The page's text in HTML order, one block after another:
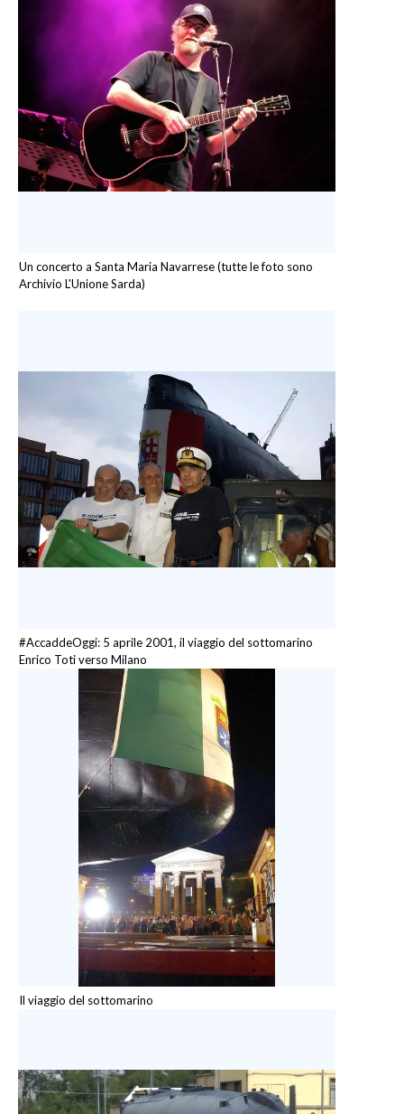
Un concerto a Santa Maria Navarrese (tutte le foto sono
Archivio L'Unione Sarda)
#AccaddeOggi: 5 aprile 2001, il viaggio del sottomarino
Enrico Toti verso Milano
Il viaggio del sottomarino